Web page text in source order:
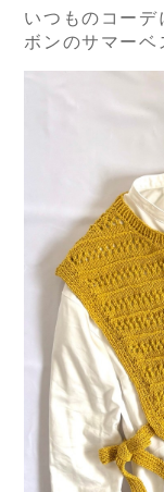
いつものコーデ
ボンのサマーベ